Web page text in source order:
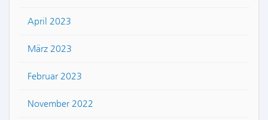
April 2023
März 2023
Februar 2023
November 2022